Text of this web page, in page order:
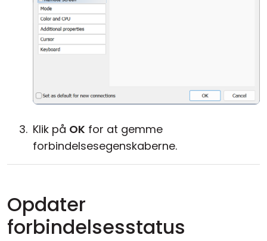
Klik på OK for at gemme
forbindelsesegenskaberne.
Opdater
forbindelsesstatus